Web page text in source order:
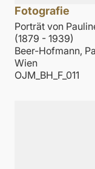
Fotografie
Porträt von
(1879 - 1939)
Beer-Hofmann,
Wien
OJM_BH_F_011